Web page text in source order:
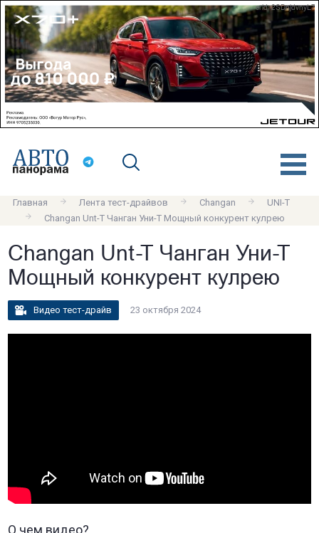
erid: 2SDnjdvnyL7
Главная Лента тест-драйвов Changan
UNI-T
Changan Unt-T Чанган Уни-Т Мощный конкурент кулрею
Changan Unt-T Чанган Уни-Т
Мощный конкурент кулрею
Видео тест-драйв 23 октября 2024
О чем видео?